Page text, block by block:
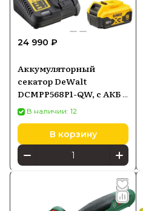
24 990 ₽
Аккумуляторный
секатор DeWalt
DCMPP568P1-QW, с АКБ 5
Ач и ЗУ
В наличии: 12
В корзину